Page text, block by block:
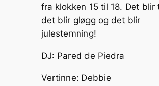
fra klokken 15 til 18. Det blir
det blir gløgg og det blir
julestemning!
DJ: Pared de Piedra
Vertinne: Debbie